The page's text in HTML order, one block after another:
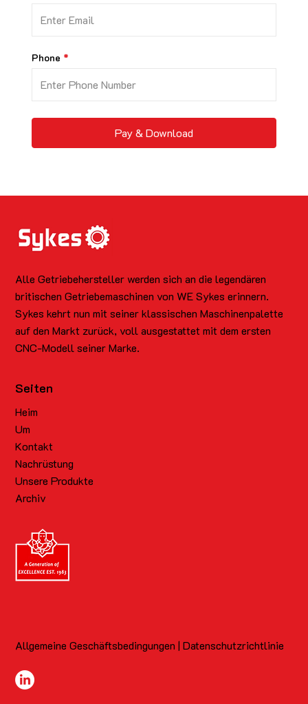
Phone
Pay & Download
Alle Getriebehersteller werden sich an die legendären
britischen Getriebemaschinen von WE Sykes erinnern.
Sykes kehrt nun mit seiner klassischen Maschinenpalette
auf den Markt zurück, voll ausgestattet mit dem ersten
CNC-Modell seiner Marke.
Seiten
Heim
Um
Kontakt
Nachrüstung
Unsere Produkte
Archiv
Allgemeine Geschäftsbedingungen | Datenschutzrichtlinie